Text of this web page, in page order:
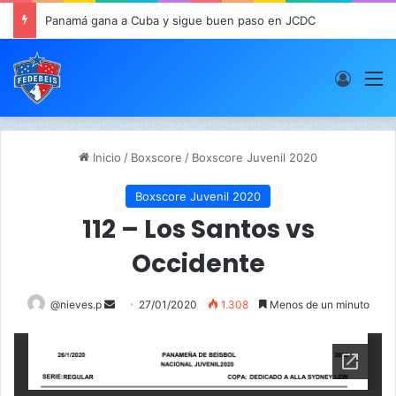
Panamá gana a Cuba y sigue buen paso en JCDC
Inicio / Boxscore / Boxscore Juvenil 2020
Boxscore Juvenil 2020
112 – Los Santos vs
Occidente
@nieves.p
S
a
27/01/2020 1.308 Menos de un minuto